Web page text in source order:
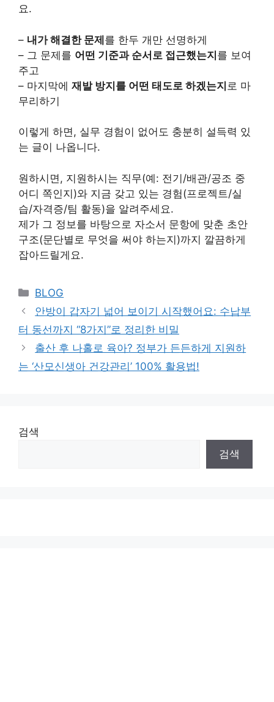
요.
– 내가 해결한 문제를 한두 개만 선명하게
– 그 문제를 어떤 기준과 순서로 접근했는지를 보여
주고
– 마지막에 재발 방지를 어떤 태도로 하겠는지 로 마
무리하기
이렇게 하면, 실무 경험이 없어도 충분히 설득력 있
는 글이 나옵니다.
원하시면, 지원하시는 직무(예: 전기/배관/공조 중
어디 쪽인지)와 지금 갖고 있는 경험(프로젝트/실
습/자격증/팀 활동)을 알려주세요.
제가 그 정보를 바탕으로 자소서 문항에 맞춘 초안
구조(문단별로 무엇을 써야 하는지)까지 깔끔하게
잡아드릴게요.
Categories
BLOG
안방이 갑자기 넓어 보이기 시작했어요: 수납부
터 동선까지 “8가지”로 정리한 비밀
출산 후 나홀로 육아? 정부가 든든하게 지원하
는 ‘산모신생아 건강관리’ 100% 활용법!
검색
검색